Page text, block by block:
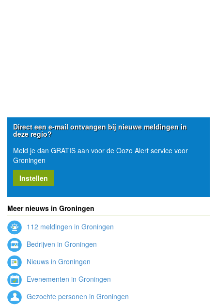
Direct een e-mail ontvangen bij nieuwe meldingen in
deze regio?
Meld je dan GRATIS aan voor de Oozo Alert service voor
Groningen
Instellen
Meer nieuws in Groningen
112 meldingen in Groningen
Bedrijven in Groningen
Nieuws in Groningen
Evenementen in Groningen
Gezochte personen in Groningen